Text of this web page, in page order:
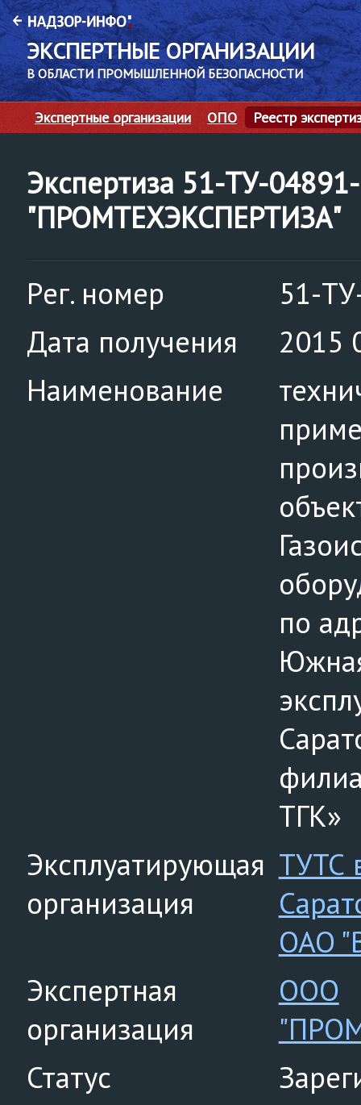
ЭКСПЕРТНЫЕ ОРГАНИЗАЦИИ
В ОБЛАСТИ ПРОМЫШЛЕННОЙ БЕЗОПАСНОСТИ
Экспертные организации ОПО Реестр
Экспертиза 51-ТУ-
"ПРОМТЕХЭКСПЕРТИЗА"
Рег. номер
51-
Дата получения
2015
Наименование
по
ТГК»
Эксплуатирующая
организация
ТУТС
ОАО
Экспертная
организация
ООО
Статус